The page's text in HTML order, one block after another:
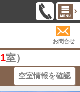
お問合せ
1室）
空室情報を確認